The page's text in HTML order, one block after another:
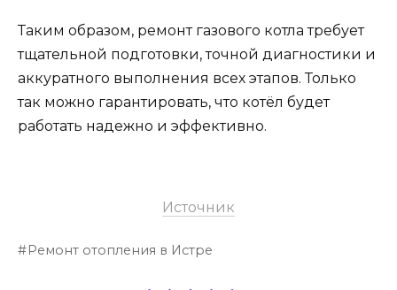
Таким образом, ремонт газового котла требует
тщательной подготовки, точной диагностики и
аккуратного выполнения всех этапов. Только
так можно гарантировать, что котёл будет
работать надежно и эффективно.
Источник
Ремонт отопления в Истре